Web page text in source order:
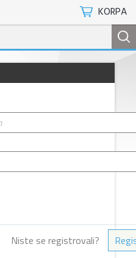
KORPA
Niste se registrovali?